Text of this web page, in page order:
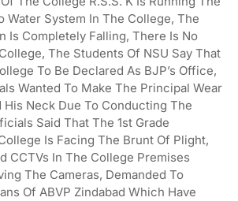
Water System In The College, The
Is Completely Falling, There Is No
The Students Of NSU Say That
To Be Declared As BJP’s Office,
Wanted To Make The Principal Wear
His Neck Due To Conducting The
Said That The 1st Grade
Is Facing The Brunt Of Plight,
CCTVs In The College Premises
The Cameras, Demanded To
Of ABVP Zindabad Which Have